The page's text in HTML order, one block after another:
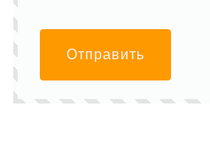
Отправить